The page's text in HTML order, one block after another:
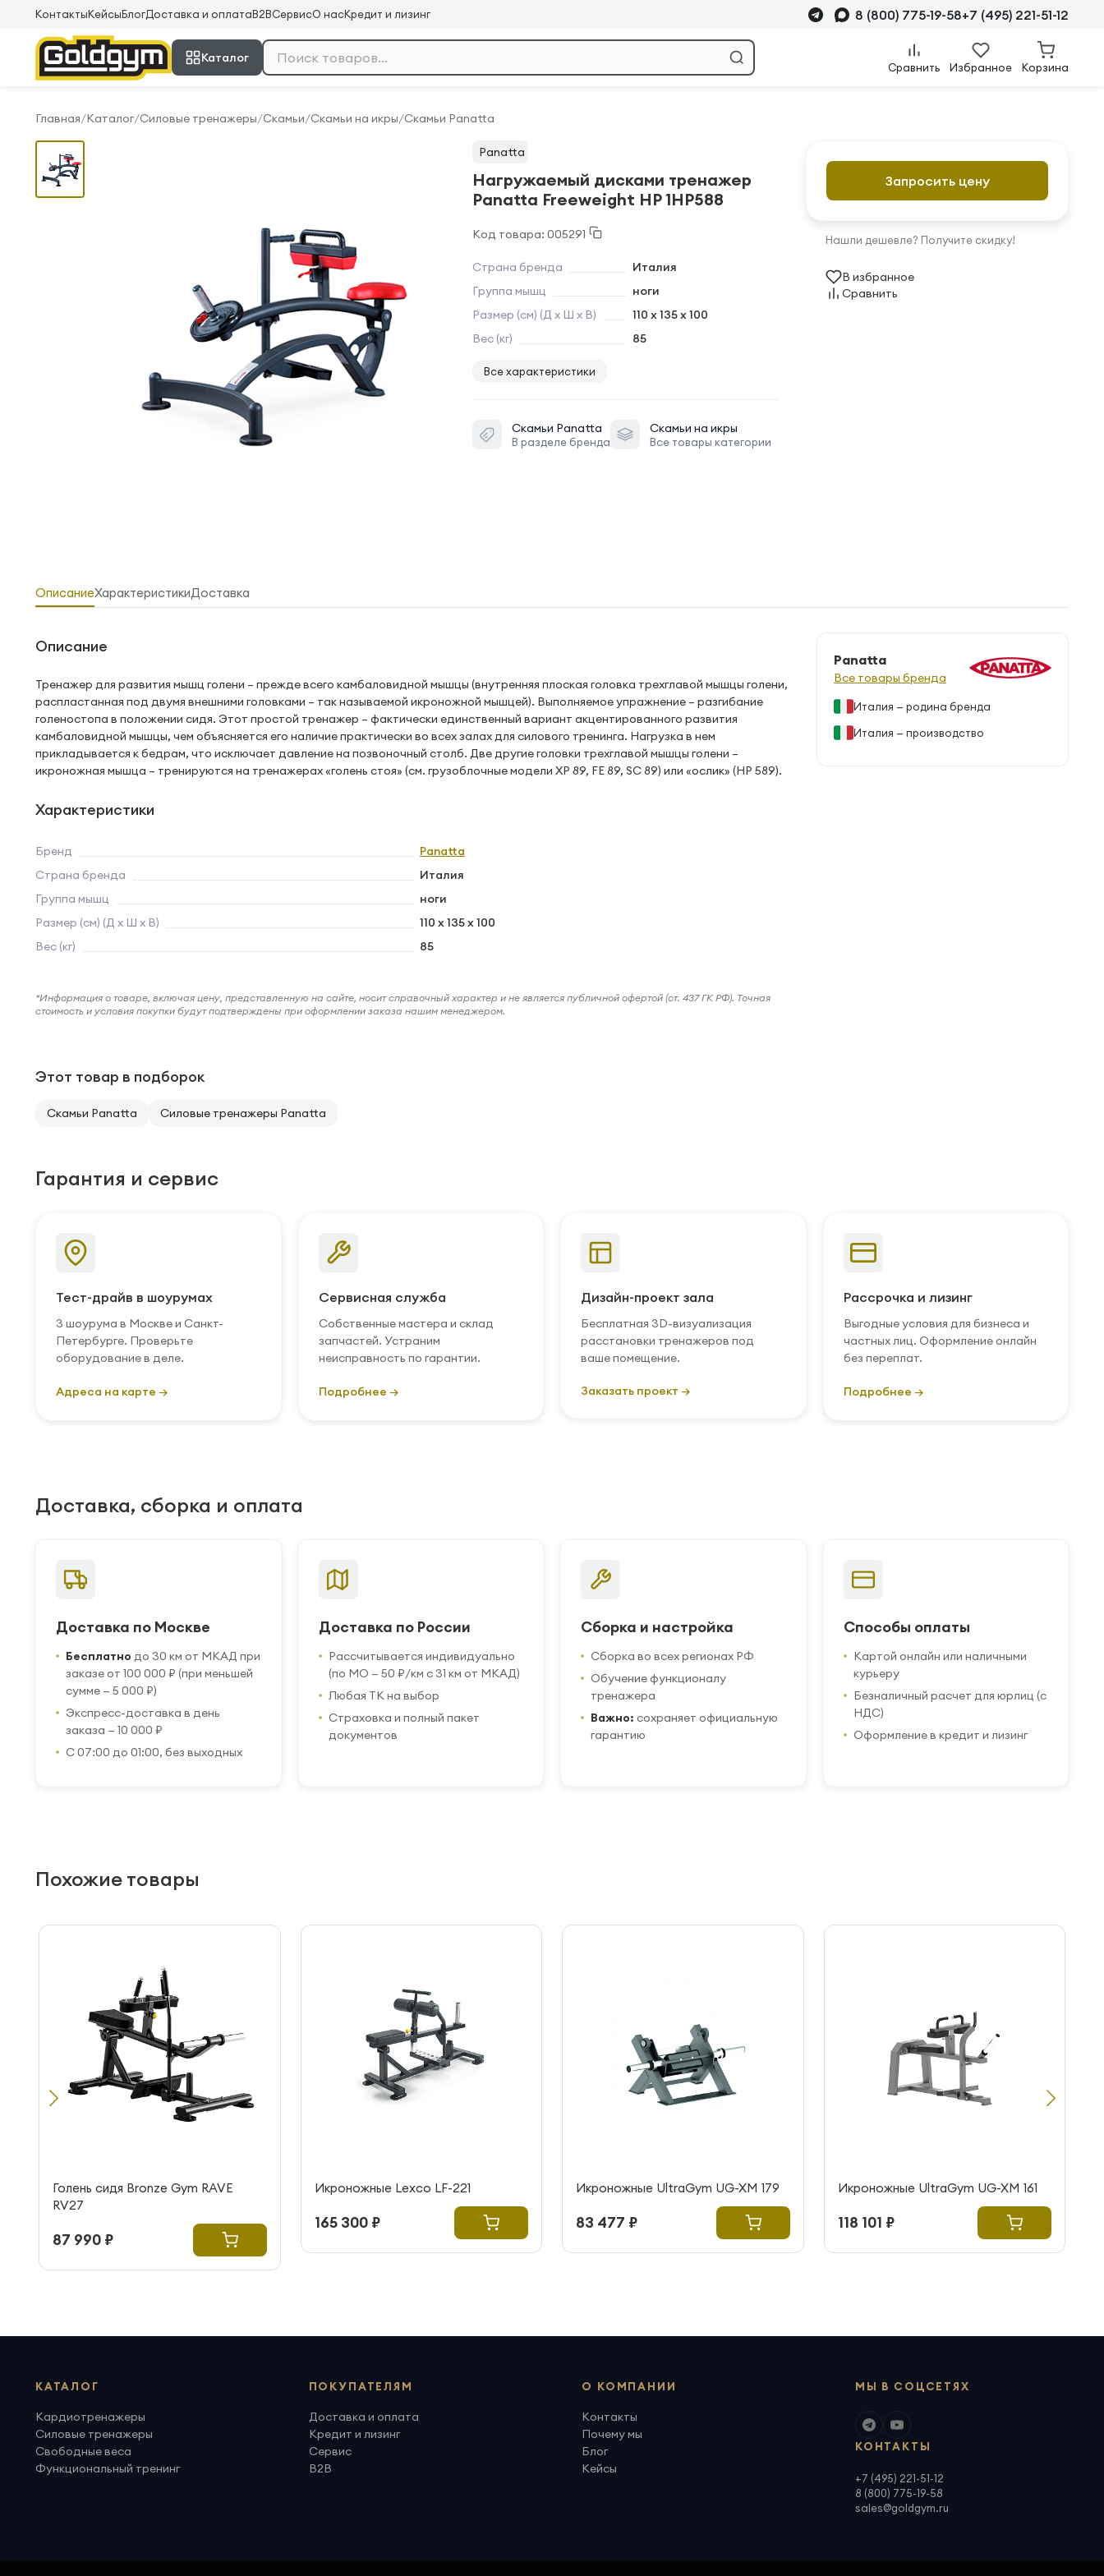
КонтактыКейсыБлогДоставка и оплатаB2BСервисО насКредит и лизинг 8 (800) 775-19-58+7 (495) 221-51-12
Каталог
Сравнить Избранное Корзина
Главная/Каталог/Силовые тренажеры/Скамьи/Скамьи на икры/Скамьи Panatta
Panatta
Нагружаемый дисками тренажер
Panatta Freeweight HP 1HP588
Код товара: 005291
Страна бренда
Италия
Группа мышц
ноги
Размер (см) (Д х Ш х В)
110 x 135 x 100
Вес (кг)
85
Все характеристики
Скамьи Panatta
В разделе бренда
Скамьи на икры
Все товары категории
Запросить цену
Нашли дешевле? Получите скидку!
В избранное
Сравнить
ОписаниеХарактеристикиДоставка
Описание
Тренажер для развития мышц голени – прежде всего камбаловидной мышцы (внутренняя плоская головка трехглавой мышцы голени,
распластанная под двумя внешними головками – так называемой икроножной мышцей). Выполняемое упражнение – разгибание
голеностопа в положении сидя. Этот простой тренажер – фактически единственный вариант акцентированного развития
камбаловидной мышцы, чем объясняется его наличие практически во всех залах для силового тренинга. Нагрузка в нем
прикладывается к бедрам, что исключает давление на позвоночный столб. Две другие головки трехглавой мышцы голени –
икроножная мышца – тренируются на тренажерах «голень стоя» (см. грузоблочные модели XP 89, FE 89, SC 89) или «ослик» (HP 589).
Характеристики
Бренд
Panatta
Страна бренда
Италия
Группа мышц
ноги
Размер (см) (Д х Ш х В)
110 x 135 x 100
Вес (кг)
85
*Информация о товаре, включая цену, представленную на сайте, носит справочный характер и не является публичной офертой (ст. 437 ГК РФ). Точная
стоимость и условия покупки будут подтверждены при оформлении заказа нашим менеджером.
Panatta
Все товары бренда
Италия — родина бренда
Италия — производство
Этот товар в подборок
Скамьи Panatta Силовые тренажеры Panatta
Гарантия и сервис
Тест-драйв в шоурумах
3 шоурума в Москве и Санкт-
Петербурге. Проверьте
оборудование в деле.
Адреса на карте →
Сервисная служба
Собственные мастера и склад
запчастей. Устраним
неисправность по гарантии.
Подробнее →
Дизайн-проект зала
Бесплатная 3D-визуализация
расстановки тренажеров под
ваше помещение.
Заказать проект →
Рассрочка и лизинг
Выгодные условия для бизнеса и
частных лиц. Оформление онлайн
без переплат.
Подробнее →
Доставка, сборка и оплата
Доставка по Москве
Бесплатно до 30 км от МКАД при
заказе от 100 000 ₽ (при меньшей
сумме — 5 000 ₽)
Экспресс-доставка в день
заказа — 10 000 ₽
С 07:00 до 01:00, без выходных
Доставка по России
Рассчитывается индивидуально
(по МО — 50 ₽/км с 31 км от МКАД)
Любая ТК на выбор
Страховка и полный пакет
документов
Сборка и настройка
Сборка во всех регионах РФ
Обучение функционалу
тренажера
Важно: сохраняет официальную
гарантию
Способы оплаты
Картой онлайн или наличными
курьеру
Безналичный расчет для юрлиц (с
НДС)
Оформление в кредит и лизинг
Похожие товары
Голень сидя Bronze Gym RAVE
RV27
87 990 ₽
Икроножные Lexco LF-221
165 300 ₽
Икроножные UltraGym UG-XM 179
83 477 ₽
Икроножные UltraGym UG-XM 161
118 101 ₽
КАТАЛОГ
Кардиотренажеры
Силовые тренажеры
Свободные веса
Функциональный тренинг
ПОКУПАТЕЛЯМ
Доставка и оплата
Кредит и лизинг
Сервис
B2B
О КОМПАНИИ
Контакты
Почему мы
Блог
Кейсы
МЫ В СОЦСЕТЯХ
КОНТАКТЫ
+7 (495) 221-51-12
8 (800) 775-19-58
sales@goldgym.ru